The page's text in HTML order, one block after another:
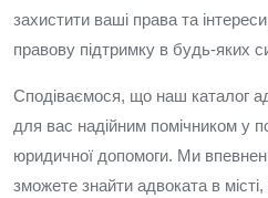
захистити ваші права та
правову підтримку в будь-яких
Сподіваємося, що наш каталог
для вас надійним помічником у
юридичної допомоги. Ми
зможете знайти адвоката в